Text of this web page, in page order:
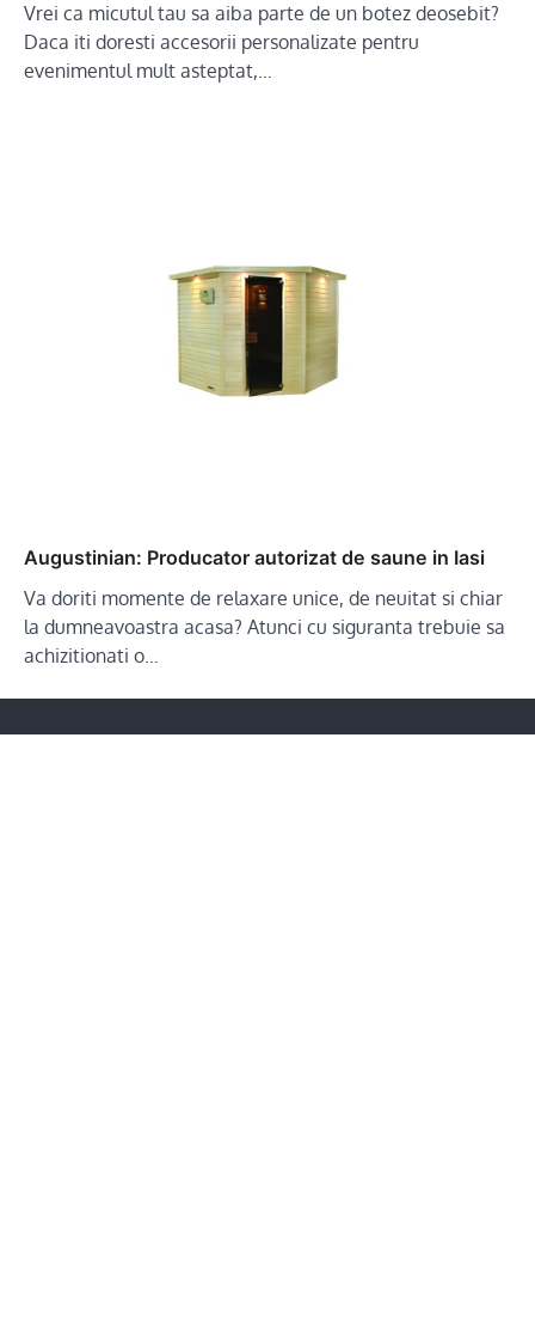
Vrei ca micutul tau sa aiba parte de un botez deosebit?
Daca iti doresti accesorii personalizate pentru
evenimentul mult asteptat,…
Augustinian: Producator autorizat de saune in Iasi
Va doriti momente de relaxare unice, de neuitat si chiar
la dumneavoastra acasa? Atunci cu siguranta trebuie sa
achizitionati o…